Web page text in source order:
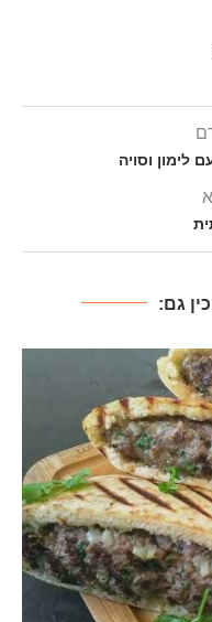
לימון וסויה
גם: